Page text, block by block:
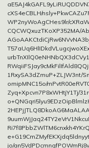
cXS4eCBLH/
WP2nyWoAgCHes9lr/
CQCWQxuzTKoXP352MA/
1RxySA3dZmuP+ZLJW3nt/
omipMNC15o/
Zyq+Xpcvn7P8xWHtjY1Tj/
jo/